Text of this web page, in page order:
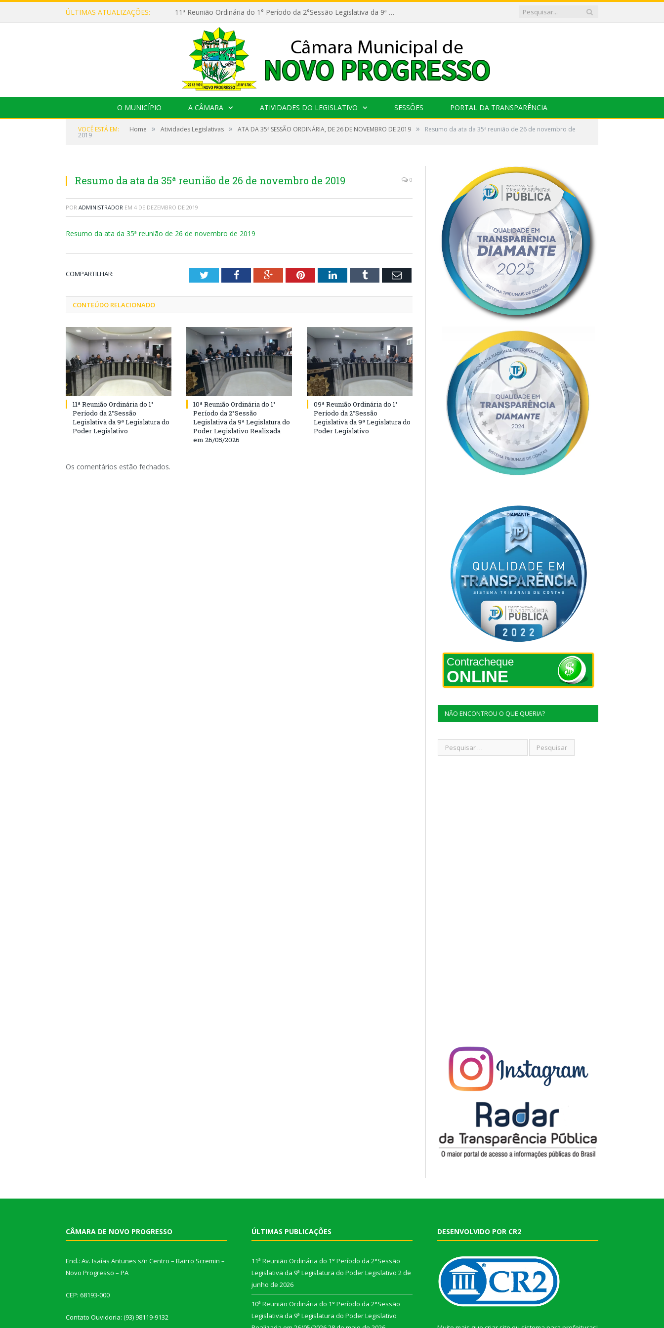
ÚLTIMAS ATUALIZAÇÕES: 11ª Reunião Ordinária do 1° Período da 2°Sessão Legislativa da 9ª Legislatura do Poder Legislativo
O MUNICÍPIO A CÂMARA ATIVIDADES DO LEGISLATIVO SESSÕES PORTAL DA TRANSPARÊNCIA
VOCÊ ESTÁ EM: Home » Atividades Legislativas » ATA DA 35ª SESSÃO ORDINÁRIA, DE 26 DE NOVEMBRO DE 2019 » Resumo da ata da 35ª reunião de 26 de novembro de
2019
Resumo da ata da 35ª reunião de 26 de novembro de 2019 0
POR ADMINISTRADOR EM 4 DE DEZEMBRO DE 2019
Resumo da ata da 35ª reunião de 26 de novembro de 2019
COMPARTILHAR: TwitterFacebookGoogle+PinterestLinkedInTumblr Email
CONTEÚDO RELACIONADO
11ª Reunião Ordinária do 1°
Período da 2°Sessão
Legislativa da 9ª Legislatura do
Poder Legislativo
10ª Reunião Ordinária do 1°
Período da 2°Sessão
Legislativa da 9ª Legislatura do
Poder Legislativo Realizada
em 26/05/2026
09ª Reunião Ordinária do 1°
Período da 2°Sessão
Legislativa da 9ª Legislatura do
Poder Legislativo
Os comentários estão fechados.
Contracheque
ONLINE
NÃO ENCONTROU O QUE QUERIA?
CÂMARA DE NOVO PROGRESSO
End.: Av. Isaías Antunes s/n Centro – Bairro Scremin –
Novo Progresso – PA
CEP: 68193-000
Contato Ouvidoria: (93) 98119-9132
ÚLTIMAS PUBLICAÇÕES
11ª Reunião Ordinária do 1° Período da 2°Sessão
Legislativa da 9ª Legislatura do Poder Legislativo 2 de
junho de 2026
10ª Reunião Ordinária do 1° Período da 2°Sessão
Legislativa da 9ª Legislatura do Poder Legislativo
DESENVOLVIDO POR CR2